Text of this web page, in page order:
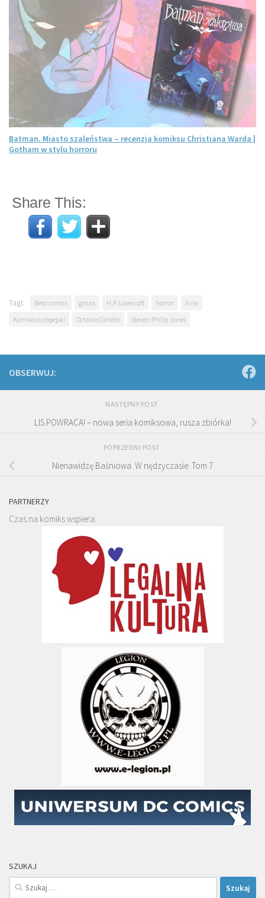
Batman. Miasto szaleństwa – recenzja komiksu Christiana Warda |
Gotham w stylu horroru
Share This:
Tagi: Best comics groza H.P. Lovecraft horror
Inne
Komiks europejski
Octavio Cariello Steven Philip Jones
OBSERWUJ:
NASTĘPNY POST
LIS POWRACA! – nowa seria komiksowa, rusza zbiórka!
POPRZEDNI POST
Nienawidzę Baśniowa. W nędzyczasie. Tom 7
PARTNERZY
Czas na komiks wspiera:
SZUKAJ
Szukaj: